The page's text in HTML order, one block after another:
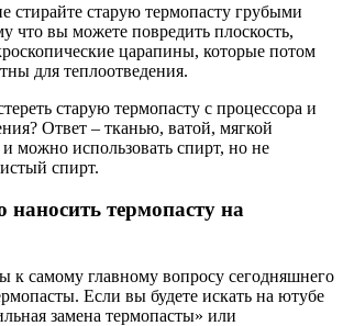
стирайте старую термопасту грубыми
что вы можете повредить плоскость,
царапины, которые потом
для теплоотведения.
старую термопасту с процессора и
Ответ – тканью, ватой, мягкой
можно использовать спирт, но не
спирт.
термопасту на
к самому главному вопросу сегодняшнего
Если вы будете искать на ютубе
замена термопасты» или